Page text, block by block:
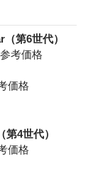
第6世代）
考価格
価格
4世代）
価格